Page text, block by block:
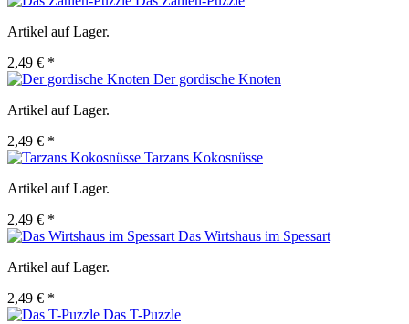
Artikel auf Lager.
2,49 € *
Der gordische Knoten
Artikel auf Lager.
2,49 € *
Tarzans Kokosnüsse
Artikel auf Lager.
2,49 € *
Das Wirtshaus im Spessart
Artikel auf Lager.
2,49 € *
Das T-Puzzle